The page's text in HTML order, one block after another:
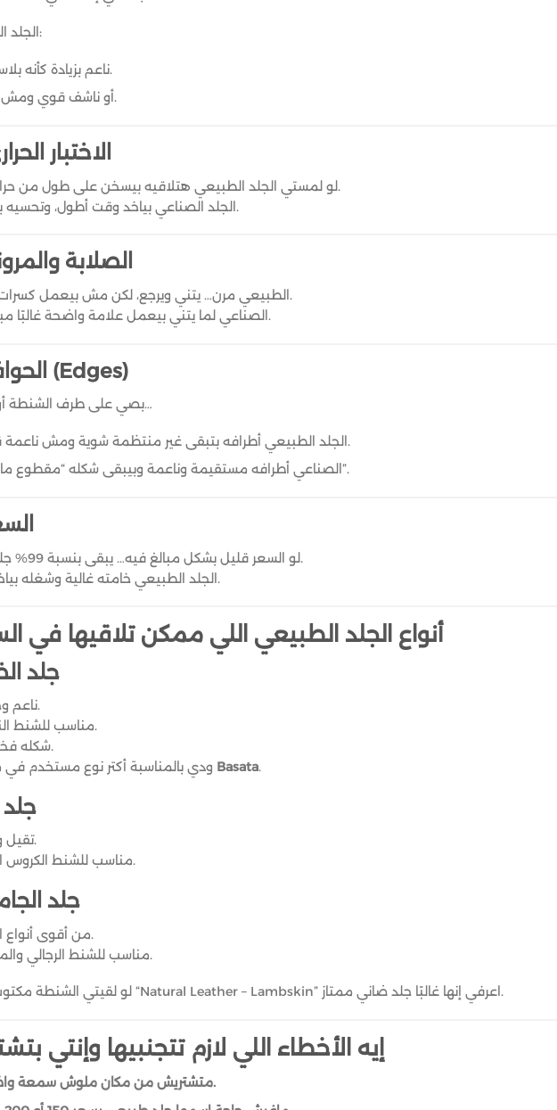
الجلد الصناعي:
ناعم بزيادة كأنه بلاستيك.
أو ناشف قوي ومش مرن.
4) الاختبار
لو لمستي الجلد الطبيعي هتلاقيه بيسخن على طول من حرارة إيدك.
الجلد الصناعي بياخد وقت أطول، وتحسيه بارد ثابت.
5) الصلابة
الطبيعي مرن… يتني ويرجع، لكن مش بيعمل كسرات جامدة.
الصناعي لما يتني بيعمل علامة واضحة غالبًا مبتروحش.
6) الحواف (Edges)
بصي على طرف الشنطة أو الحزام…
الجلد الطبيعي أطرافه بتبقى غير منتظمة شوية ومش ناعمة قوي.
الصناعي أطرافه مستقيمة وناعمة وبيبقى شكله “مقطوع ماكينة”.
7)
لو السعر قليل بشكل مبالغ فيه… يبقى بنسبة 99% جلد مُقلّد.
الجلد الطبيعي خامته غالية وشغله بياخد وقت.
أنواع الجلد الطبيعي اللي ممكن تلاقيها في
جلد
– ناعم وخفيف.
– مناسب للشنط النسائي.
– شكله فخم جدًا.
Basata.
جلد
– تقيل ومتين.
– مناسب للشنط الكروس الكبيرة.
جلد
– من أقوى أنواع الجلود.
– مناسب للشنط الرجالي والمحافظ.
لو لقيتي الشنطة مكتوب عليها “Natural Leather – Lambskin” اعرفي إنها غالبًا جلد ضاني ممتاز.
إيه الأخطاء اللي لازم تتجنبيها وإنتي
متشتريش من مكان ملوش سمعة واضحة.